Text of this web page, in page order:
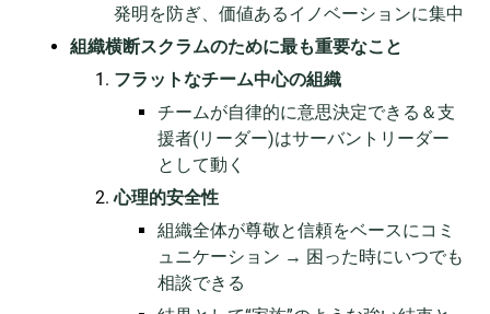
発明を防ぎ、価値あるイノベーションに集中
組織横断スクラムのために最も重要なこと
フラットなチーム中心の組織
チームが自律的に意思決定できる＆支
援者(リーダー)はサーバントリーダー
として動く
心理的安全性
組織全体が尊敬と信頼をベースにコミ
ュニケーション → 困った時にいつでも
相談できる